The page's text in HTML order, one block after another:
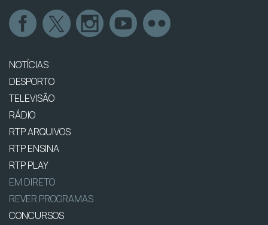
NOTÍCIAS
DESPORTO
TELEVISÃO
RÁDIO
RTP ARQUIVOS
RTP ENSINA
RTP PLAY
EM DIRETO
REVER PROGRAMAS
CONCURSOS